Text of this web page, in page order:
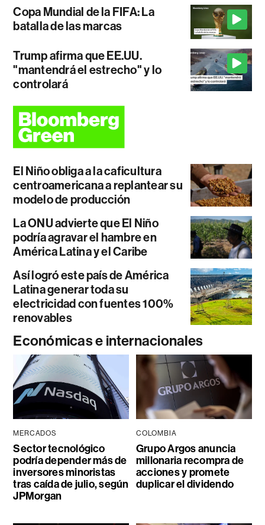
Copa Mundial de la FIFA: La
batalla de las marcas
Trump afirma que EE.UU.
"mantendrá el estrecho" y lo
controlará
El Niño obliga a la caficultura
centroamericana a replantear su
modelo de producción
La ONU advierte que El Niño
podría agravar el hambre en
América Latina y el Caribe
Así logró este país de América
Latina generar toda su
electricidad con fuentes 100%
renovables
Económicas e internacionales
MERCADOS
Sector tecnológico
podría depender más de
inversores minoristas
tras caída de julio, según
JPMorgan
COLOMBIA
Grupo Argos anuncia
millonaria recompra de
acciones y promete
duplicar el dividendo